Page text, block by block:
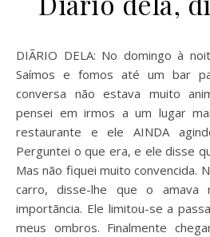
DIÃRIO DELA: No domingo à noite ele estava estranho.
Saímos e fomos até um bar
conversa não estava muito
pensei em irmos a um lugar
restaurante e ele AINDA
Perguntei o que era, e ele disse
Mas não fiquei muito convencida.
carro, disse-lhe que o
importãncia. Ele limitou-se a
meus ombros. Finalmente